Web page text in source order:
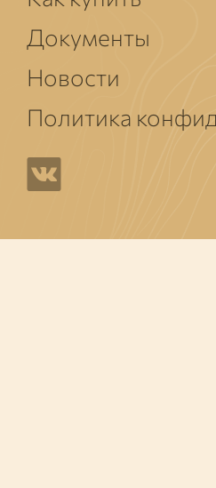
Документы
Новости
Политика